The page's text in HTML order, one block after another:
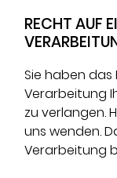
RECHT AUF
Sie haben das
Verarbeitung
zu verlangen.
uns wenden.
Verarbeitung